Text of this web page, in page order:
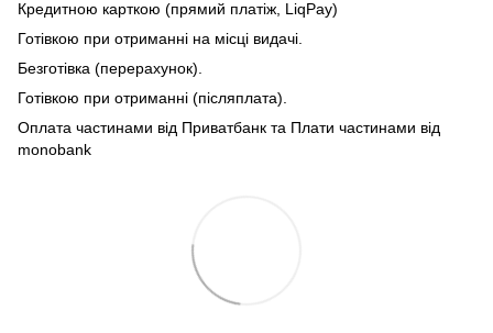
Кредитною карткою (прямий платіж, LiqPay)
Готівкою при отриманні на місці видачі.
Безготівка (перерахунок).
Готівкою при отриманні (післяплата).
Оплата частинами від Приватбанк та Плати частинами від
monobank